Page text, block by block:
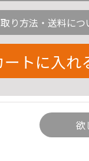
り方法・送料につ
ートに入れ
欲